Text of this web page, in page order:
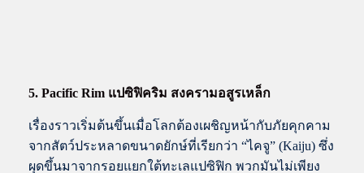
5. Pacific Rim แปซิฟิคริม สงครามอสูรเหล็ก
เรื่องราวเริ่มต้นขึ้นเมื่อโลกต้องเผชิญหน้ากับภัยคุกคาม
จากสัตว์ประหลาดขนาดยักษ์ที่เรียกว่า “ไคจู” (Kaiju) ซึ่ง
ผุดขึ้นมาจากรอยแยกใต้ทะเลแปซิฟิก พวกมันไม่เพียง